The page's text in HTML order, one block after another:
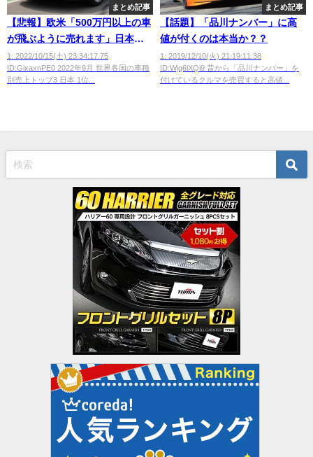
まとめ記事
【悲報】欧米「500万円以上の車
が飛ぶように売れます」日本
「100万円台の車しか売れませ
ん」
1: 2022/10/15(土) 23:34:17.75
ID:GixaxnPE0 2022年9月 世界各国の車種
別売上トップ3 日本 1位...
まとめ記事
【話題】「品川ナンバー」に高
値が付くのは本当か？？
1: 2019/12/10(火) 21:19:11.38
ID:Wjq6lXQi9 昔から「品川ナンバー」を
付けているクルマを売買すると高値...